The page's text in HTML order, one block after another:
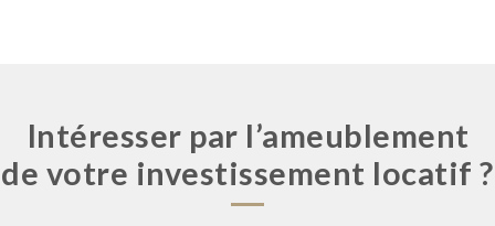
Intéresser par l’ameublement
de votre investissement locatif ?